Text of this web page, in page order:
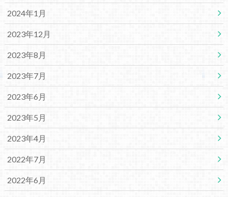
2024年1月
2023年12月
2023年8月
2023年7月
2023年6月
2023年5月
2023年4月
2022年7月
2022年6月